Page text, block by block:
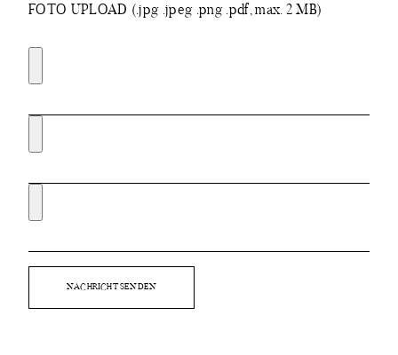
FOTO UPLOAD (.jpg .jpeg .png .pdf, max. 2 MB)